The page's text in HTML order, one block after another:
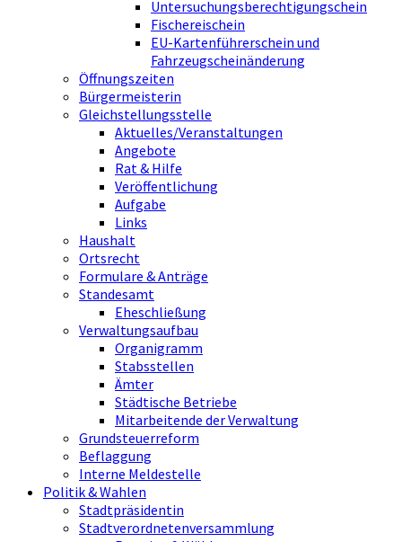
Untersuchungsberechtigungschein
Fischereischein
EU-Kartenführerschein und
Fahrzeugscheinänderung
Öffnungszeiten
Bürgermeisterin
Gleichstellungsstelle
Aktuelles/Veranstaltungen
Angebote
Rat & Hilfe
Veröffentlichung
Aufgabe
Links
Haushalt
Ortsrecht
Formulare & Anträge
Standesamt
Eheschließung
Verwaltungsaufbau
Organigramm
Stabsstellen
Ämter
Städtische Betriebe
Mitarbeitende der Verwaltung
Grundsteuerreform
Beflaggung
Interne Meldestelle
Politik & Wahlen
Stadtpräsidentin
Stadtverordnetenversammlung